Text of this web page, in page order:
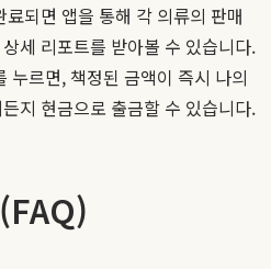
되면 앱을 통해 각 의류의 판매
세 리포트를 받아볼 수 있습니다.
누르면, 책정된 금액이 즉시 나의
지 현금으로 출금할 수 있습니다.